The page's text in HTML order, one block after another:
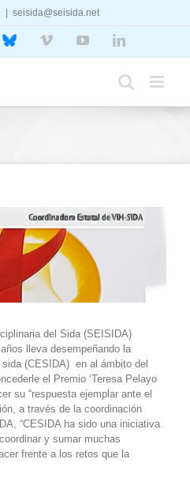
seisida@seisida.net
Bluesky Vimeo YouTubeLinkedIn
del Sida (SEISIDA)
lleva desempeñando la
(CESIDA) en al ámbito del
el Premio ‘Teresa Pelayo
su “respuesta ejemplar ante el
a través de la coordinación
“CESIDA ha sido una iniciativa
y sumar muchas
frente a los retos que la